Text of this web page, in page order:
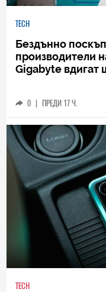
TECH
Бездънно
производители
Gigabyte вдигат
0 | ПРЕДИ 17 Ч.
TECH